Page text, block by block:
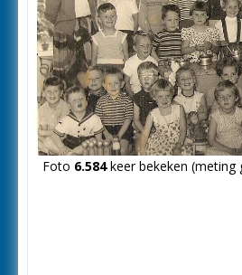
Foto 6.584keer bekeken (meting